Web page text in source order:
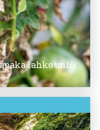
lahko uniči